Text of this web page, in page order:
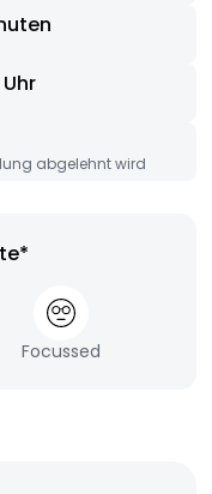
abgelehnt wird
Focussed